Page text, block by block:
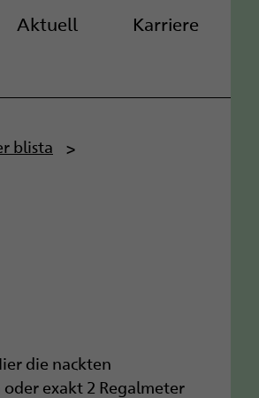
Aktuell Karriere
blista
die nackten
oder exakt 2 Regalmeter